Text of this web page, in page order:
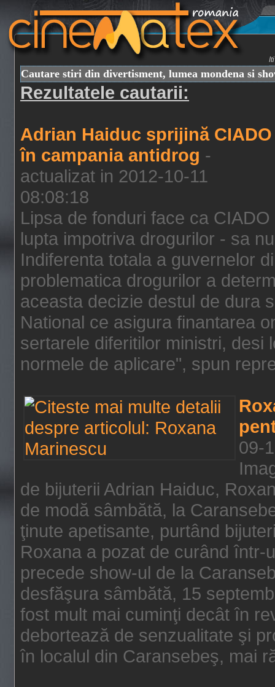
Cautare stiri din divertisment, lumea mondena si
Rezultatele cautarii:
Adrian Haiduc sprijină CIADO
în campania antidrog -
actualizat in 2012-10-11
08:08:18
Lipsa de fonduri face ca
lupta impotriva drogurilor - sa
Indiferenta totala a guvernelor
problematica drogurilor a
aceasta decizie destul de dura
National ce asigura finantarea
sertarele diferitilor ministri, desi
normele de aplicare", spun
09-
de bijuterii Adrian Haiduc,
de modă sâmbătă, la
ţinute apetisante, purtând
Roxana a pozat de curând
precede show-ul de la
desfăşura sâmbătă, 15
fost mult mai cuminţi decât în
debortează de senzualitate şi
în localul din Caransebeş, mai